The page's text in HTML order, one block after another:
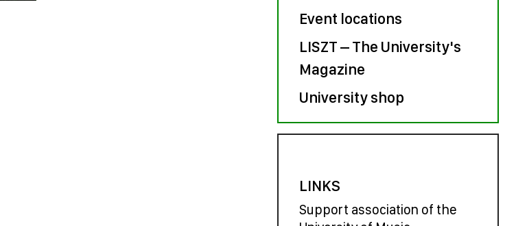
Event locations
LISZT – The University's
Magazine
University shop
LINKS
Support association of the